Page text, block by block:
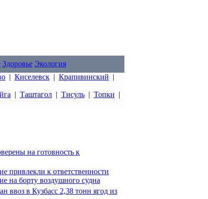
Здоровье Экология
| Киселевск | Крапивинский |
| Таштагол| Тисуль| Топки |
на готовность к
привлекли к ответственности
на борту воздушного судна
ввоз в Кузбасс 2,38 тонн ягод из